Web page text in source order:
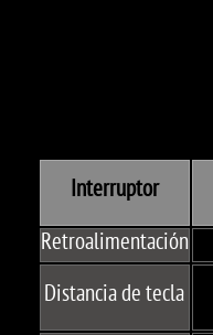
Interruptor
Retroalimentación
Distancia de tecla